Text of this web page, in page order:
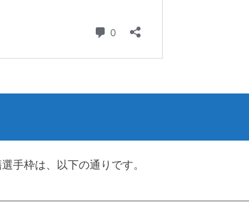
手枠は、以下の通りです。